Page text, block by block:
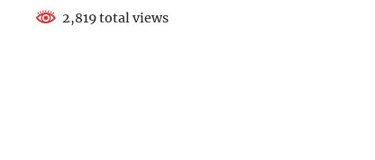
2,819 total views